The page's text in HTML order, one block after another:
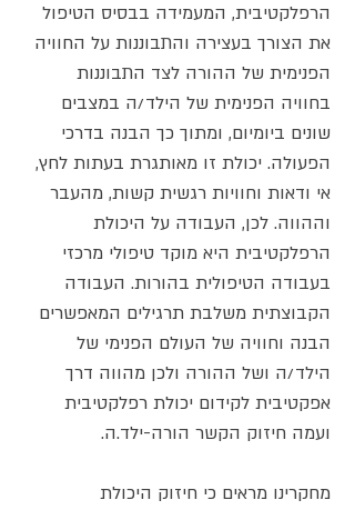
הרפלקטיבית, המעמידה בבסיס הטיפול
את הצורך בעצירה והתבוננות על החוויה
הפנימית של ההורה לצד התבוננות
בחוויה הפנימית של הילד/ה במצבים
שונים ביומיום, ומתוך כך הבנה בדרכי
הפעולה. יכולת זו מאותגרת בעתות לחץ,
אי ודאות וחוויות רגשית קשות, מהעבר
וההווה. לכן, העבודה על היכולת
הרפלקטיבית היא מוקד טיפולי מרכזי
בעבודה הטיפולית בהורות. העבודה
הקבוצתית משלבת תרגילים המאפשרים
הבנה וחוויה של העולם הפנימי של
הילד/ה ושל ההורה ולכן מהווה דרך
אפקטיבית לקידום יכולת רפלקטיבית
ועמה חיזוק הקשר הורה-ילד.ה.
מחקרינו מראים כי חיזוק היכולת